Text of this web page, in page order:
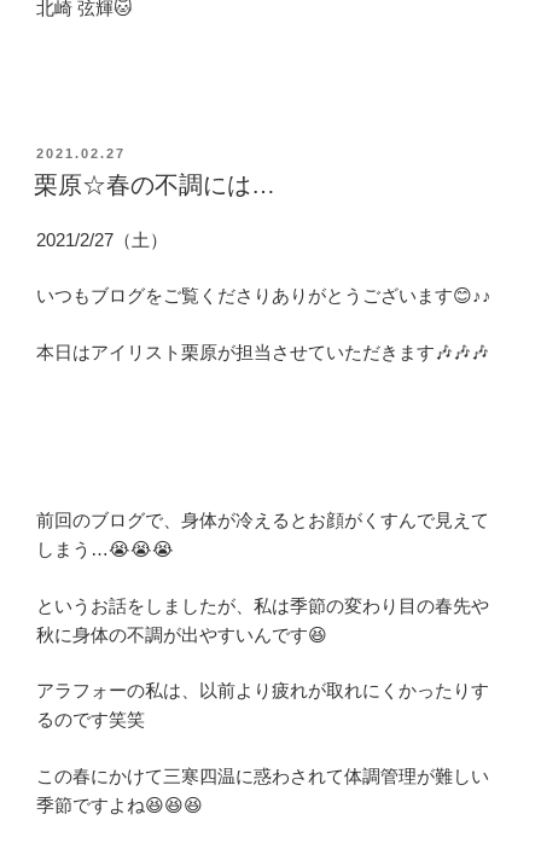
北崎 弦輝🐱
投
稿
日:
2021.02.27
栗原☆春の不調には…
2021/2/27（土）
いつもブログをご覧くださりありがとうございます😊♪♪
本日はアイリスト栗原が担当させていただきます🎶🎶🎶
前回のブログで、身体が冷えるとお顔がくすんで見えて
しまう…😭😭😭
というお話をしましたが、私は季節の変わり目の春先や
秋に身体の不調が出やすいんです😆
アラフォーの私は、以前より疲れが取れにくかったりす
るのです笑笑
この春にかけて三寒四温に惑わされて体調管理が難しい
季節ですよね😆😆😆